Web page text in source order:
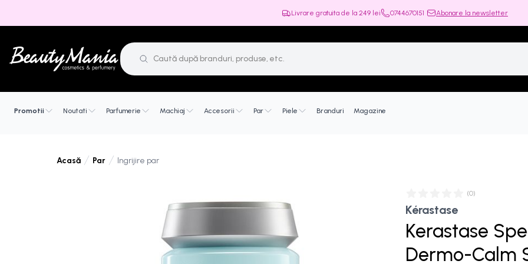
Livrare gratuita de la 249 lei 0744670151 Abonare la newsletter
Promotii Noutati Parfumerie Machiaj Accesorii Par Piele Branduri Magazine
Acasă Par Ingrijire par
(0)
Kérastase
Kerastase
Dermo-Calm